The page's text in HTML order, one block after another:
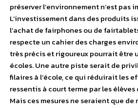
préserver l’environnement n’est pas
L’investissement dans des produits
l’achat de fairphones ou de
respecte un cahier des charges
très précis et rigoureux pourrait être
écoles. Une autre piste serait de
filaires à l’école, ce qui réduirait les
ressentis à court terme par les élèves
Mais ces mesures ne seraient que